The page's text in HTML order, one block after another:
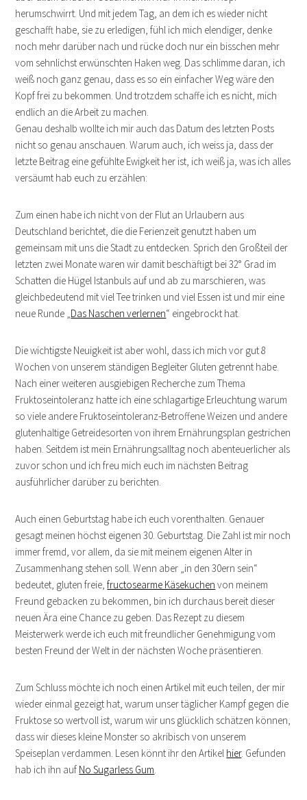
herumschwirrt. Und mit jedem Tag, an dem ich es wieder nicht
geschafft habe, sie zu erledigen, fühl ich mich elendiger, denke
noch mehr darüber nach und rücke doch nur ein bisschen mehr
vom sehnlichst erwünschten Haken weg. Das schlimme daran, ich
weiß noch ganz genau, dass es so ein einfacher Weg wäre den
Kopf frei zu bekommen. Und trotzdem schaffe ich es nicht, mich
endlich an die Arbeit zu machen.
Genau deshalb wollte ich mir auch das Datum des letzten Posts
nicht so genau anschauen. Warum auch, ich weiss ja, dass der
letzte Beitrag eine gefühlte Ewigkeit her ist, ich weiß ja, was ich alles
versäumt hab euch zu erzählen:
Zum einen habe ich nicht von der Flut an Urlaubern aus
Deutschland berichtet, die die Ferienzeit genutzt haben um
gemeinsam mit uns die Stadt zu entdecken. Sprich den Großteil der
letzten zwei Monate waren wir damit beschäftigt bei 32° Grad im
Schatten die Hügel Istanbuls auf und ab zu marschieren, was
gleichbedeutend mit viel Tee trinken und viel Essen ist und mir eine
neue Runde „Das Naschen verlernen“ eingebrockt hat.
Die wichtigste Neuigkeit ist aber wohl, dass ich mich vor gut 8
Wochen von unserem ständigen Begleiter Gluten getrennt habe.
Nach einer weiteren ausgiebigen Recherche zum Thema
Fruktoseintoleranz hatte ich eine schlagartige Erleuchtung warum
so viele andere Fruktoseintoleranz-Betroffene Weizen und andere
glutenhaltige Getreidesorten von ihrem Ernährungsplan gestrichen
haben. Seitdem ist mein Ernährungsalltag noch abenteuerlicher als
zuvor schon und ich freu mich euch im nächsten Beitrag
ausführlicher darüber zu berichten.
Auch einen Geburtstag habe ich euch vorenthalten. Genauer
gesagt meinen höchst eigenen 30. Geburtstag. Die Zahl ist mir noch
immer fremd, vor allem, da sie mit meinem eigenen Alter in
Zusammenhang stehen soll. Wenn aber „in den 30ern sein“
bedeutet, gluten freie,fructosearme Käsekuchen von meinem
Freund gebacken zu bekommen, bin ich durchaus bereit dieser
neuen Ära eine Chance zu geben. Das Rezept zu diesem
Meisterwerk werde ich euch mit freundlicher Genehmigung vom
besten Freund der Welt in der nächsten Woche präsentieren.
Zum Schluss möchte ich noch einen Artikel mit euch teilen, der mir
wieder einmal gezeigt hat, warum unser täglicher Kampf gegen die
Fruktose so wertvoll ist, warum wir uns glücklich schätzen können,
dass wir dieses kleine Monster so akribisch von unserem
Speiseplan verdammen. Lesen könnt ihr den Artikel hier. Gefunden
hab ich ihn auf No Sugarless Gum.